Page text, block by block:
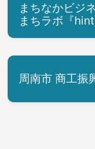
まちなかビジ
まちラボ『
周南市 商工振